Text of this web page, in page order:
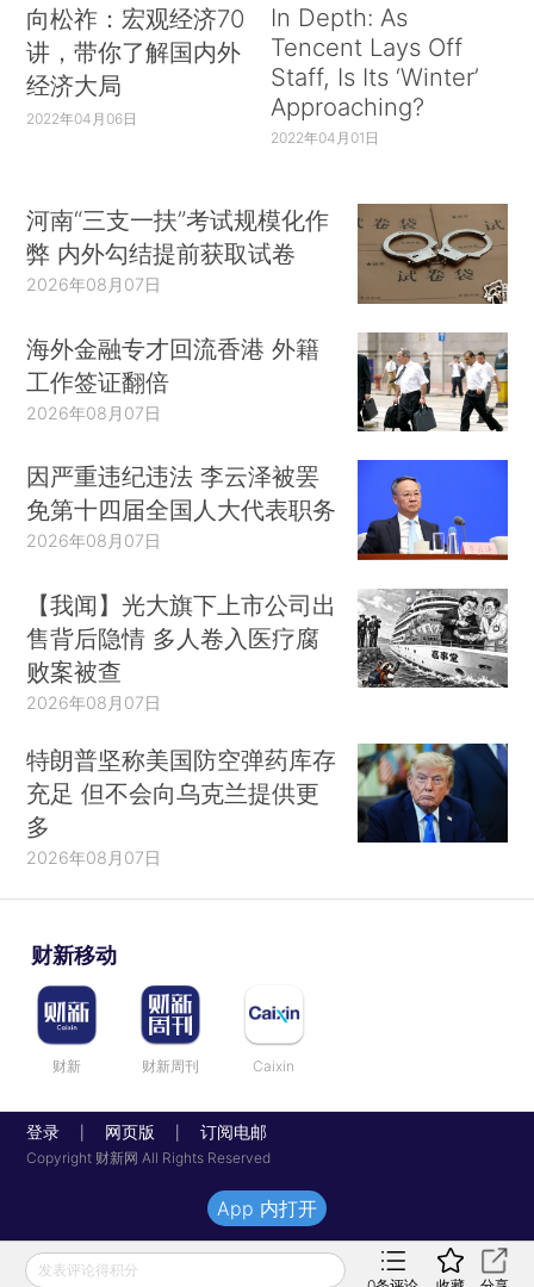
向松祚：宏观经济70
讲，带你了解国内外
经济大局
2022年04月06日
In Depth: As
Tencent Lays Off
Staff, Is Its ‘Winter’
Approaching?
2022年04月01日
河南“三支一扶”考试规模化作
弊 内外勾结提前获取试卷
2026年08月07日
海外金融专才回流香港 外籍
工作签证翻倍
2026年08月07日
因严重违纪违法 李云泽被罢
免第十四届全国人大代表职务
2026年08月07日
【我闻】光大旗下上市公司出
售背后隐情 多人卷入医疗腐
败案被查
2026年08月07日
特朗普坚称美国防空弹药库存
充足 但不会向乌克兰提供更
多
2026年08月07日
财新移动
财新 财新周刊 Caixin
登录 网页版 订阅电邮
Copyright 财新网 All Rights Reserved
发表评论得积分
App 内打开